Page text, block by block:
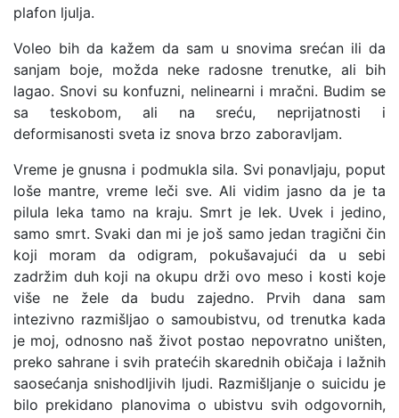
plafon ljulja.
Voleo bih da kažem da sam u snovima srećan ili da
sanjam boje, možda neke radosne trenutke, ali bih
lagao. Snovi su konfuzni, nelinearni i mračni. Budim se
sa teskobom, ali na sreću, neprijatnosti i
deformisanosti sveta iz snova brzo zaboravljam.
Vreme je gnusna i podmukla sila. Svi ponavljaju, poput
loše mantre, vreme leči sve. Ali vidim jasno da je ta
pilula leka tamo na kraju. Smrt je lek. Uvek i jedino,
samo smrt. Svaki dan mi je još samo jedan tragični čin
koji moram da odigram, pokušavajući da u sebi
zadržim duh koji na okupu drži ovo meso i kosti koje
više ne žele da budu zajedno. Prvih dana sam
intezivno razmišljao o samoubistvu, od trenutka kada
je moj, odnosno naš život postao nepovratno uništen,
preko sahrane i svih pratećih skarednih običaja i lažnih
saosećanja snishodljivih ljudi. Razmišljanje o suicidu je
bilo prekidano planovima o ubistvu svih odgovornih,